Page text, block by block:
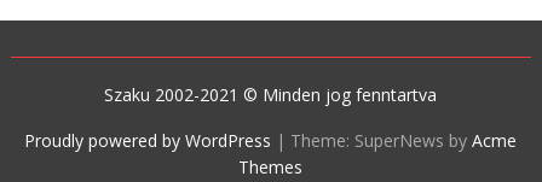
Szaku 2002-2021 © Minden jog fenntartva
Proudly powered by WordPress | Theme: SuperNews byAcme
Themes